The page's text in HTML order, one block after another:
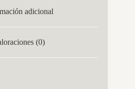
adicional
(0)